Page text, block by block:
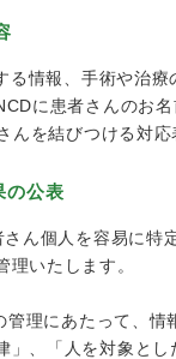
情報、手術や治
に患者さんのお
を結びつける対応
の公表
ん個⼈を容易に特
いたします。
理にあたって、
」、「人を対象と